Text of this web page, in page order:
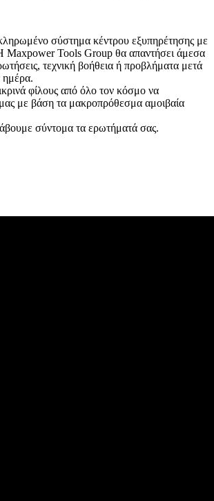
σύστημα κέντρου εξυπηρέτησης με
Maxpower Tools Group θα απαντήσει άμεσα
τεχνική βοήθεια ή προβλήματα μετά
ημέρα.
φίλους από όλο τον κόσμο να
με βάση τα μακροπρόθεσμα αμοιβαία
σύντομα τα ερωτήματά σας.